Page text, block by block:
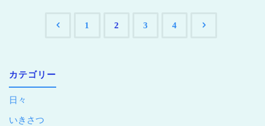
1 2 3 4
カテゴリー
日々
いきさつ